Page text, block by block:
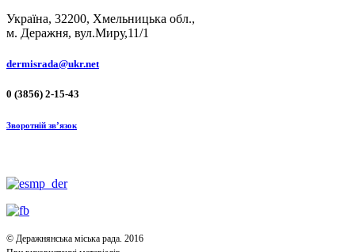
Україна, 32200, Хмельницька обл.,
м. Деражня, вул.Миру,11/1
dermisrada@ukr.net
0 (3856) 2-15-43
Зворотній зв’язок
© Деражнянська міська рада. 2016